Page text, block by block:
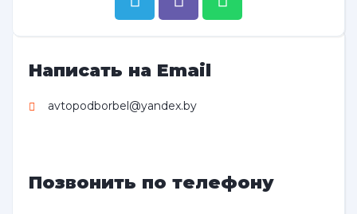
Написать на Email
avtopodborbel@yandex.by
Позвонить по телефону